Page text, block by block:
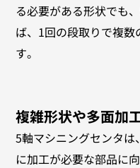
る必要がある形状でも
ば、1回の段取りで複
す。
複雑形状や多面加
5軸マシニングセンタ
に加工が必要な部品に